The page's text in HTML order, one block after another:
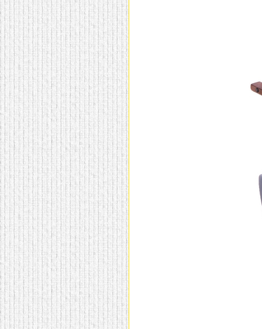
домашнем использовании.
Эта мебель имеет
некоторые преимущества
перед той же стенкой для
гостиной, к примеру,
поскольку она более
легкая и не загромождает
пространство. В спальне
этот предмет можно
поставить у изголовья
кровати, чтобы заполнить
пустующее там
место. Также стеллажи
очень часто используют в
качестве разграничителей
комнаты, например, на
рабочую зону и
пространство для отдыха.
Особенно это актуально
для однокомнатных
квартир.